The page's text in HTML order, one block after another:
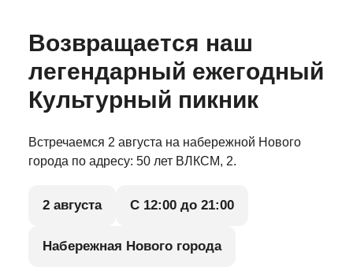
Возвращается наш
легендарный ежегодный
Культурный пикник
Встречаемся 2 августа на набережной Нового
города по адресу: 50 лет ВЛКСМ, 2.
2 августа С 12:00 до 21:00
Набережная Нового города